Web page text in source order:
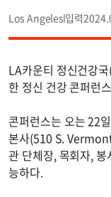
Los Angeles
LA카운티 정신건강
한 정신 건강 콘퍼런
콘퍼런스는 오는 22
본사(510 S.
관 단체장, 목회자,
능하다.